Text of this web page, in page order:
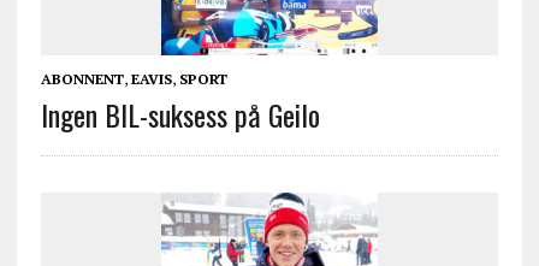
ABONNENT, EAVIS, SPORT
Ingen BIL-suksess på Geilo